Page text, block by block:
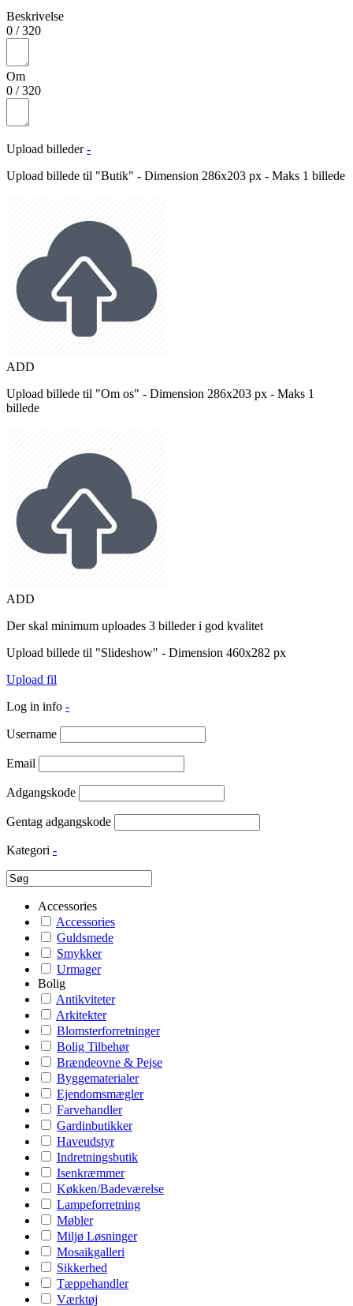
Beskrivelse
0 /320
Om
0 /320
Upload billeder -
Upload billede til "Butik" - Dimension 286x203 px - Maks 1 billede
ADD
Upload billede til "Om os" - Dimension 286x203 px - Maks 1
billede
ADD
Der skal minimum uploades 3 billeder i god kvalitet
Upload billede til "Slideshow" - Dimension 460x282 px
Upload fil
Log in info -
Username
Email
Adgangskode
Gentag adgangskode
Kategori -
Accessories
Accessories
Guldsmede
Smykker
Urmager
Bolig
Antikviteter
Arkitekter
Blomsterforretninger
Bolig Tilbehør
Brændeovne & Pejse
Byggematerialer
Ejendomsmægler
Farvehandler
Gardinbutikker
Haveudstyr
Indretningsbutik
Isenkræmmer
Køkken/Badeværelse
Lampeforretning
Møbler
Miljø Løsninger
Mosaikgalleri
Sikkerhed
Tæppehandler
Værktøj